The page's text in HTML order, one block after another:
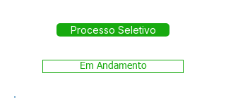
Processo Seletivo
Em Andamento